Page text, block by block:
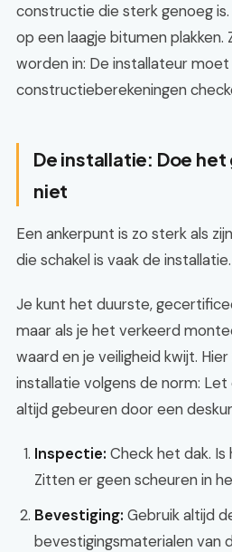
constructie die sterk genoeg
op een laagje bitumen
worden in: De installateur
constructieberekeningen
De installatie: Doe
niet
Een ankerpunt is zo sterk als
die schakel is vaak de installatie.
Je kunt het duurste,
maar als je het verkeerd
waard en je veiligheid kwijt.
installatie volgens de norm:
altijd gebeuren door een
Inspectie: Check het dak.
Zitten er geen scheuren in
Bevestiging: Gebruik altijd
bevestigingsmaterialen van